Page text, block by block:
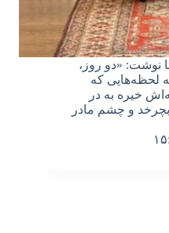
نوشت: «دو روز،
لحظه‌هایی که
و پسر ۱۸ ساله‌اش خیره به در
بچرخد و چشم مادر